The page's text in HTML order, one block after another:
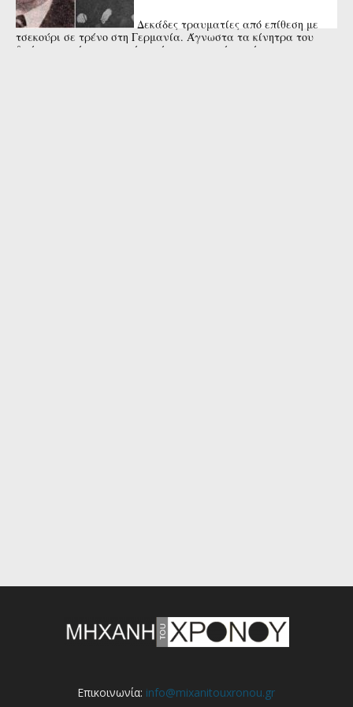
Δεκάδες τραυματίες από επίθεση με
τσεκούρι σε τρένο στη Γερμανία. Άγνωστα τα κίνητρα του
δράστη που έπεσε νεκρός από αστυνομικά πυρά
Επικοινωνία: info@mixanitouxronou.gr